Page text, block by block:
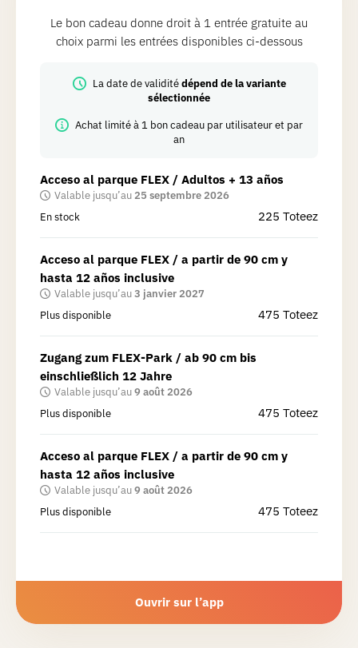
Le bon cadeau donne droit à 1 entrée gratuite au
choix parmi les entrées disponibles ci-dessous
La date de validitédépend de la variante
sélectionnée
Achat limité à 1 bon cadeau par utilisateur et par
an
Acceso al parque FLEX / Adultos + 13 años
Valable jusqu’au25 septembre 2026
En stock
225 Toteez
Acceso al parque FLEX / a partir de 90 cm y
hasta 12 años inclusive
Valable jusqu’au3 janvier 2027
Plus disponible
475 Toteez
Zugang zum FLEX-Park / ab 90 cm bis
einschließlich 12 Jahre
Valable jusqu’au9 août 2026
Plus disponible
475 Toteez
Acceso al parque FLEX / a partir de 90 cm y
hasta 12 años inclusive
Valable jusqu’au9 août 2026
Plus disponible
475 Toteez
Ouvrir sur l’app